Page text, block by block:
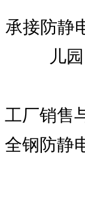
承接防静
儿
工厂销售
全钢防静